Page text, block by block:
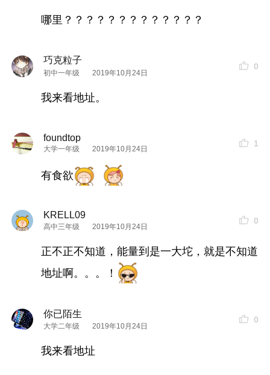
哪里？？？？？？？？？？？？？
巧克粒子
初中一年级 2019年10月24日
0
我来看地址。
foundtop
大学一年级 2019年10月24日
1
有食欲
KRELL09
高中三年级 2019年10月24日
0
正不正不知道，能量到是一大坨，就是不知道
地址啊。。。！
你已陌生
大学二年级 2019年10月24日
0
我来看地址